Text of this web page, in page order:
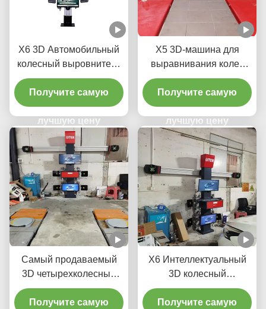
X6 3D Автомобильный
колесный выровнитель
для автомобильного
магазина
Получите самую
лучшую цену
X5 3D-машина для
выравнивания колес
для точной регулировки
шин
Получите самую
лучшую цену
Самый продаваемый
3D четырехколесный
выровнитель Гаража
оборудование
Получите самую
X6 Интеллектуальный
3D колесный
выравниватель
двойных экранов,
Получите самую